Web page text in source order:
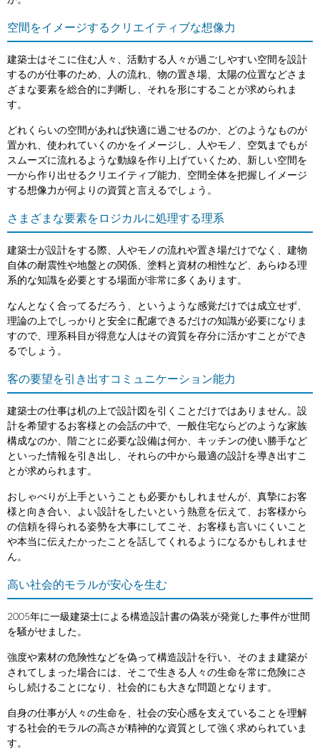
空間をイメージするクリエイティブな想像力
建築士はそこに住む人々、活動する人々が過ごしやすい空間を設計
するのが仕事のため、人の流れ、物の置き場、太陽の位置などさま
ざまな要素を総合的に判断し、それを形にすることが求められま
す。
どれくらいの空間があれば快適に過ごせるのか、どのようなものが
置かれ、使われていくのかをイメージし、人やモノ、空気までもが
スムーズに流れるような動線を作り上げていくため、新しい空間を
一から作り出せるクリエイティブ能力、空間全体を把握しイメージ
する想像力が何よりの資質と言えるでしょう。
さまざまな要素をロジカルに処理する理系
建築士が設計をする際、人やモノの流れや置き場だけでなく、建物
自体の耐震性や地盤との関係、塗料と資材の相性など、あらゆる理
系的な知識を必要とする場面が非常に多くあります。
なんとなく合ってるだろう、というような感覚だけでは成立せず、
理論の上でしっかりと安全に配慮できるだけの知識が必要になりま
すので、理系科目が得意な人はその資質を存分に活かすことができ
るでしょう。
客の要望を引き出すコミュニケーション能力
建築士の仕事は机の上で設計図を引くことだけではありません。設
計を希望するお客様との会話の中で、一般住宅ならどのような家族
構成なのか、階ごとに必要な設備は何か、キッチンの使い勝手など
といった情報を引き出し、それらの中から最適の設計を導き出すこ
とが求められます。
おしゃべりが上手ということも必要かもしれませんが、真摯にお客
様と向き合い、よい設計をしたいという熱意を伝えて、お客様から
の信頼を得られる姿勢を大事にしてこそ、お客様も言いにくいこと
や本当に伝えたかったことを話してくれるようになるかもしれませ
ん。
高い社会的モラルが安心を生む
2005年に一級建築士による構造設計書の偽装が発覚した事件が世間
を騒がせました。
強度や素材の危険性などを偽って構造設計を行い、そのまま建築が
されてしまった場合には、そこで生きる人々の生命を常に危険にさ
らし続けることになり、社会的にも大きな問題となります。
自身の仕事が人々の生命を、社会の安心感を支えていることを理解
する社会的モラルの高さが精神的な資質として強く求められていま
す。